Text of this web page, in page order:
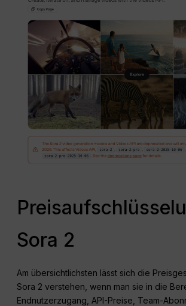
Sora 2
Am übersichtlichsten lässt sich die
Sora 2 verstehen, wenn man sie in die
Endnutzerzugang, API-Preise, Team-